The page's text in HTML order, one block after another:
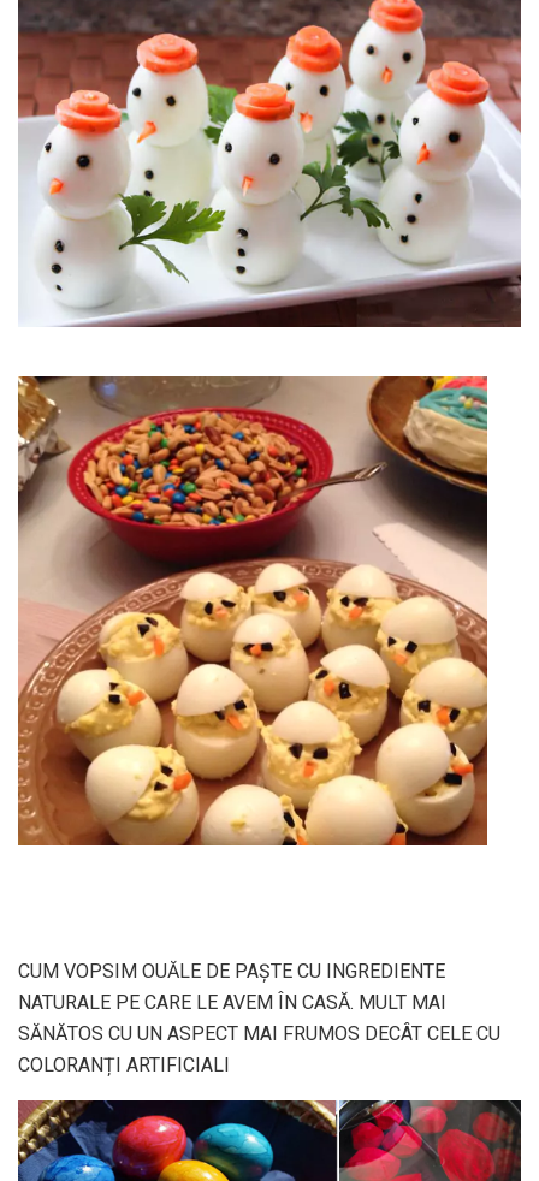
CUM VOPSIM OUĂLE DE PAȘTE CU INGREDIENTE
NATURALE PE CARE LE AVEM ÎN CASĂ. MULT MAI
SĂNĂTOS CU UN ASPECT MAI FRUMOS DECÂT CELE CU
COLORANȚI ARTIFICIALI